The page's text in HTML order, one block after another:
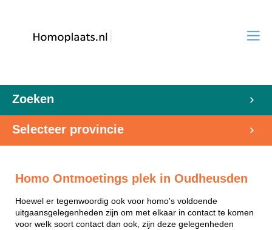
Zoeken
Selecteer provincie
Homo Ontmoetings plek in Oudheusden
Hoewel er tegenwoordig ook voor homo's voldoende
uitgaansgelegenheden zijn om met elkaar in contact te komen
voor welk soort contact dan ook, zijn deze gelegenheden